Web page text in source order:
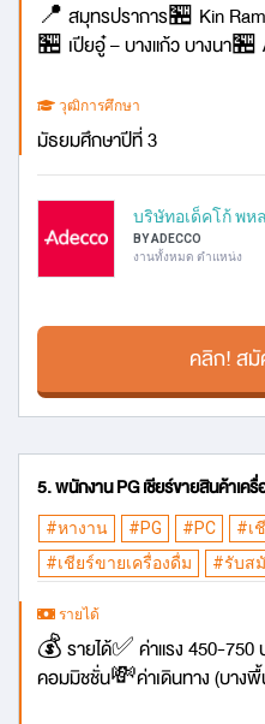
📍 สมุทรปราการ🏪 Kin
🏪 เปียอู๋ – บางแก้ว บางนา
วุฒิการศึกษา
มัธยมศึกษาปีที่ 3
บริษัทอเด็คโก้ พห
BY ADECCO
งานทั้งหมด ตำแหน่ง
คลิก! ส
5. พนักงาน PG เชียร์ขายสินค้าเค
#หางาน #PG #PC #เ
#เชียร์ขายเครื่องดื่ม
#รับส
รายได้
💰 รายได้✅ ค่าแรง 450-
คอมมิชชั่น💸ค่าเดินทาง (บา